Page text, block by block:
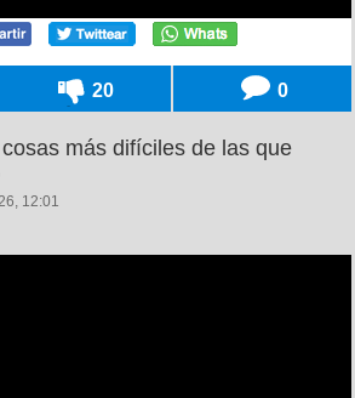
20 0
más difíciles de las que
12:01